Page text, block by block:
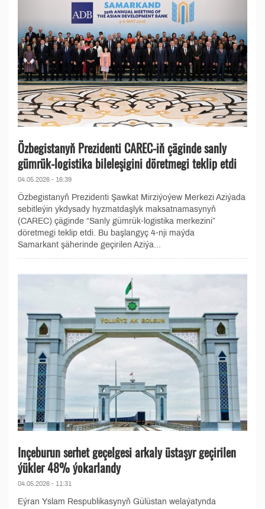
Özbegistanyň Prezidenti CAREC-iň çäginde sanly
gümrük-logistika bileleşigini döretmegi teklip etdi
04.05.2026 - 16:39
Özbegistanyň Prezidenti Şawkat Mirziýoýew Merkezi Aziýada
sebitleýin ykdysady hyzmatdaşlyk maksatnamasynyň
(CAREC) çäginde “Sanly gümrük-logistika merkezini”
döretmegi teklip etdi. Bu başlangyç 4-nji maýda
Samarkant şäherinde geçirilen Aziýa...
Inçeburun serhet geçelgesi arkaly üstaşyr geçirilen
ýükler 48% ýokarlandy
04.05.2026 - 11:31
Eýran Yslam Respublikasynyň Gülüstan welaýatynda